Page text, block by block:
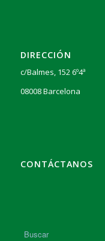
DIRECCIÓN
c/Balmes, 152 6º4ª
08008 Barcelona
CONTÁCTANOS